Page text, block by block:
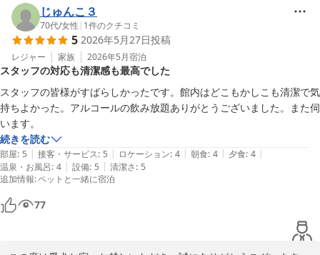
いました。
愛犬お宿 伊豆高原
2026-06-25
う、館内設備やサービスの充実に努めておりますので、そのように
感じていただけたことは何よりでございます。
Kちゃん(ワンちゃんの名前は伏せさせていただきますね)は大きな体
ながらとてもおっとりしていて、人懐こい姿にスタッフ一同癒やさ
れました♪
これからも、Kちゃんとご家族の皆様に安心しておかえりいただけ
る場所であり続けられるよう、スタッフ一同心を込めたおもてなし
に努めてまいります。
改めまして、この度は当館にご宿泊いただき、誠にありがとうござ
いました。
またの「おかえり」を心よりお待ちしております。
じゅんこ３
70代/女性 | 1件のクチコミ
5 2026年5月27日投稿
レジャー 家族 2026年5月宿泊
スタッフの対応も清潔感も最高でした
スタッフの皆様がすばらしかったです。館内はどこもかしこも清潔で気
持ちよかった。アルコールの飲み放題ありがとうございました。また伺
います。
続きを読む
部屋: 5 | 接客・サービス: 5 | ロケーション: 4 | 朝食: 4 | 夕食: 4 |
温泉・お風呂: 4 | 設備: 5 | 清潔さ: 5
追加情報:ペットと一緒に宿泊
77